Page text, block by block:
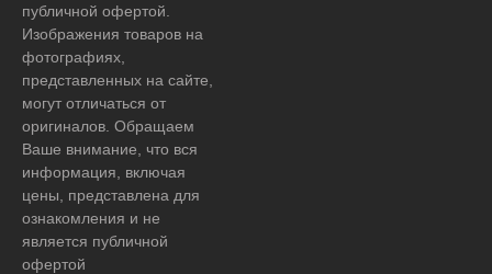
публичной офертой.
Изображения товаров на
фотографиях,
представленных на сайте,
могут отличаться от
оригиналов. Обращаем
Ваше внимание, что вся
информация, включая
цены, представлена для
ознакомления и не
является публичной
офертой